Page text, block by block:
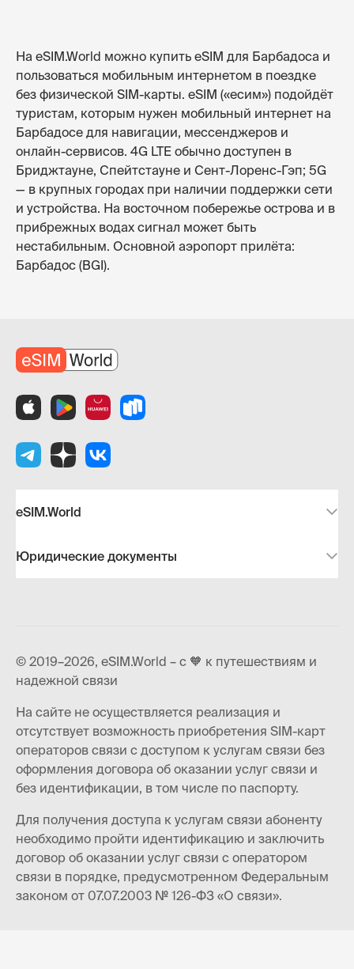
На eSIM.World можно купить eSIM для Барбадоса и
пользоваться мобильным интернетом в поездке
без физической SIM-карты. eSIM («есим») подойдёт
туристам, которым нужен мобильный интернет на
Барбадосе для навигации, мессенджеров и
онлайн-сервисов. 4G LTE обычно доступен в
Бриджтауне, Спейтстауне и Сент-Лоренс-Гэп; 5G
— в крупных городах при наличии поддержки сети
и устройства. На восточном побережье острова и в
прибрежных водах сигнал может быть
нестабильным. Основной аэропорт прилёта:
Барбадос (BGI).
eSIM.World
Юридические документы
© 2019–2026, eSIM.World – с 🧡 к путешествиям и
надежной связи
На сайте не осуществляется реализация и
отсутствует возможность приобретения SIM-карт
операторов связи с доступом к услугам связи без
оформления договора об оказании услуг связи и
без идентификации, в том числе по паспорту.
Для получения доступа к услугам связи абоненту
необходимо пройти идентификацию и заключить
договор об оказании услуг связи с оператором
связи в порядке, предусмотренном Федеральным
законом от 07.07.2003 № 126-ФЗ «О связи».